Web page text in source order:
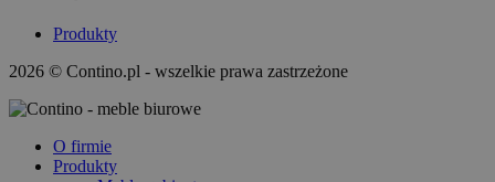
Produkty
2026 © Contino.pl - wszelkie prawa zastrzeżone
O firmie
Produkty